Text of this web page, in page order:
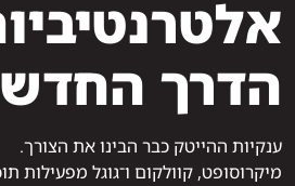
הדרך
ענקיות ההייטק כבר הבינו את הצורך.
מיקרוסופט, קוולקום ו־גוגל מפעילות